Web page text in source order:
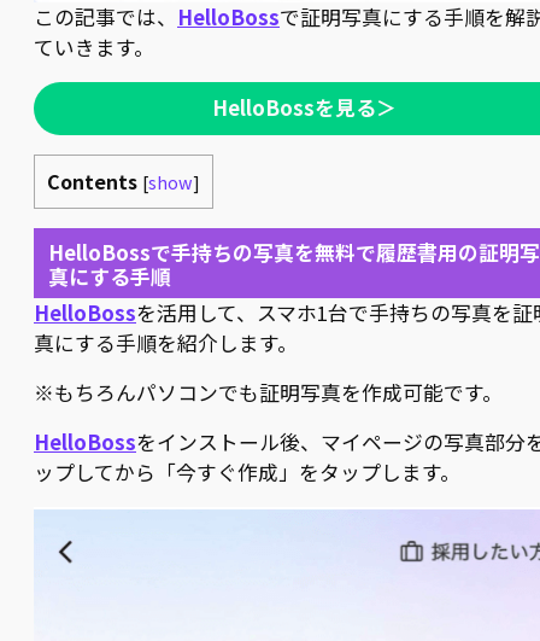
この記事では、 HelloBossで証明写真にする手順を解
ていきます。
HelloBossを見る＞
Contents [show]
HelloBossで手持ちの写真を無料で履歴書用の証明写
真にする手順
HelloBossを活用して、スマホ1台で手持ちの写真を証
真にする手順を紹介します。
※もちろんパソコンでも証明写真を作成可能です。
HelloBossをインストール後、マイページの写真部分
ップしてから「今すぐ作成」をタップします。